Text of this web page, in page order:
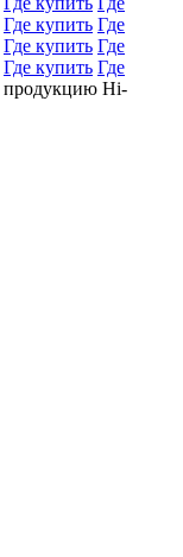
Где купить Где
Где купить Где
Где купить Где
продукцию Hi-